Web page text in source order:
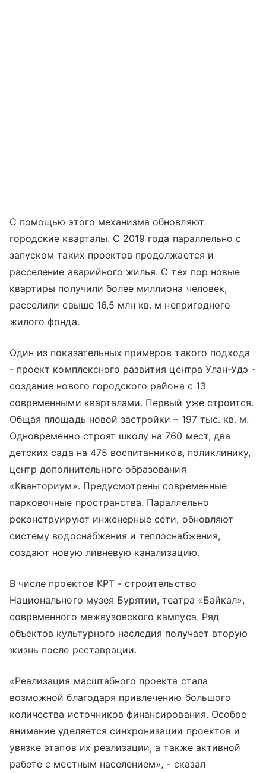
С помощью этого механизма обновляют
городские кварталы. С 2019 года параллельно с
запуском таких проектов продолжается и
расселение аварийного жилья. С тех пор новые
квартиры получили более миллиона человек,
расселили свыше 16,5 млн кв. м непригодного
жилого фонда.
Один из показательных примеров такого подхода
- проект комплексного развития центра Улан-Удэ -
создание нового городского района с 13
современными кварталами. Первый уже строится.
Общая площадь новой застройки – 197 тыс. кв. м.
Одновременно строят школу на 760 мест, два
детских сада на 475 воспитанников, поликлинику,
центр дополнительного образования
«Кванториум». Предусмотрены современные
парковочные пространства. Параллельно
реконструируют инженерные сети, обновляют
систему водоснабжения и теплоснабжения,
создают новую ливневую канализацию.
В числе проектов КРТ - строительство
Национального музея Бурятии, театра «Байкал»,
современного межвузовского кампуса. Ряд
объектов культурного наследия получает вторую
жизнь после реставрации.
«Реализация масштабного проекта стала
возможной благодаря привлечению большого
количества источников финансирования. Особое
внимание уделяется синхронизации проектов и
увязке этапов их реализации, а также активной
работе с местным населением», - сказал